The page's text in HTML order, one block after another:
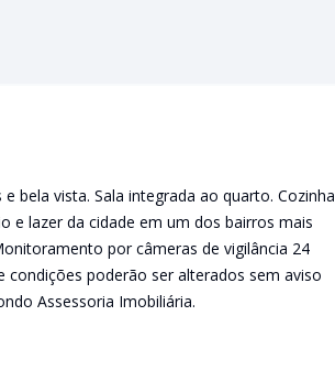
bela vista. Sala integrada ao quarto. Cozinha
e lazer da cidade em um dos bairros mais
por câmeras de vigilância 24
poderão ser alterados sem aviso
Assessoria Imobiliária.